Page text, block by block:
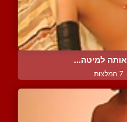
למיטה...
7 המלצות